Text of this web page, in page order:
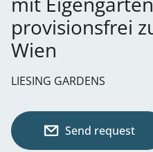
provisionsfrei
Wien
LIESING GARDENS
Send request